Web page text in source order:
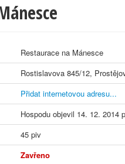
Restaurace na Mánesce
Rostislavova 845/12,
Přidat internetovou adresu...
Hospodu objevil 14. 12. 2014
45 piv
Zavřeno